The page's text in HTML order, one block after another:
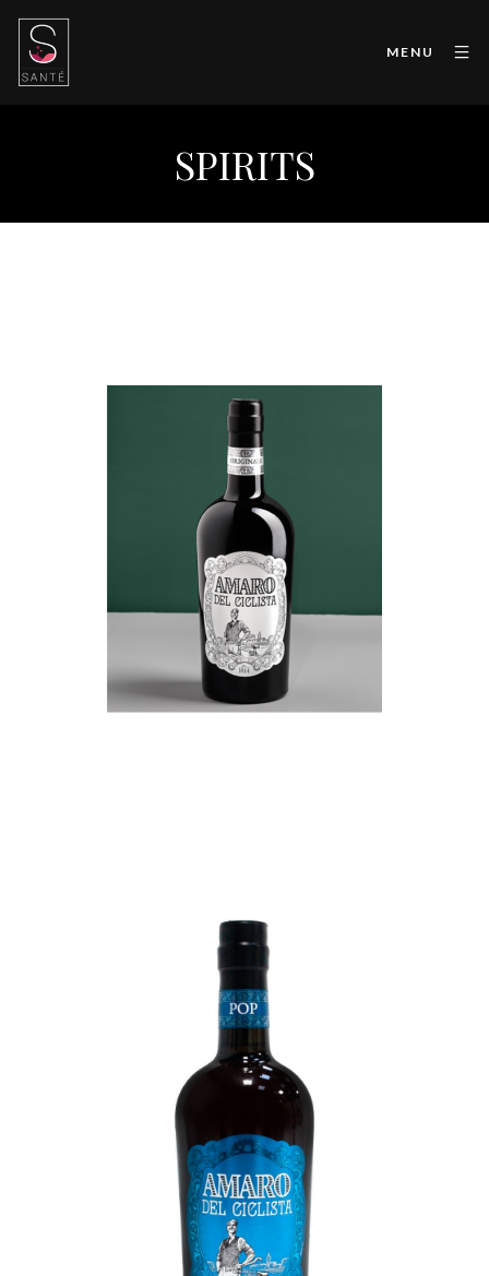
MENU
SPIRITS
Amaro del Ciclista
“ORIGINALE”
18,00
€
ADD TO CART
Amaro del Ciclista “POP”
18,00
€
ADD TO CART